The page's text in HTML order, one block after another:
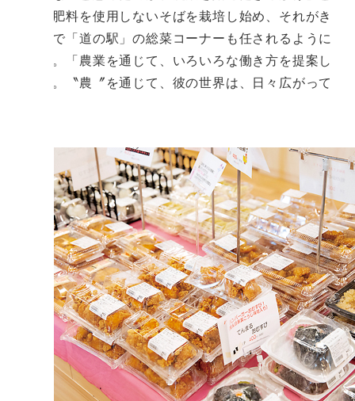
話す。肥料を使用しないそばを栽培し始め、それがき
っかけで「道の駅」の総菜コーナーも任されるように
なった。「農業を通じて、いろいろな働き方を提案し
たい」。〝農〞を通じて、彼の世界は、日々広がって